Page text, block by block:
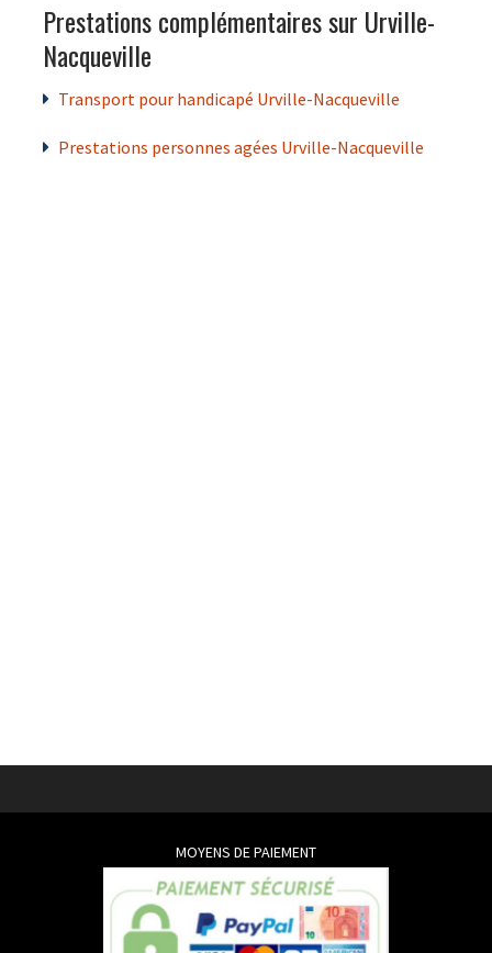
Prestations complémentaires sur Urville-
Nacqueville
Transport pour handicapé Urville-Nacqueville
Prestations personnes agées Urville-Nacqueville
MOYENS DE PAIEMENT